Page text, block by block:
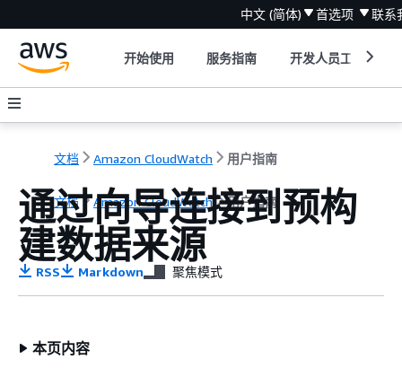
中文 (简体) 首选项 联系
开始使用 服务指南 开发人员工具
文档 Amazon CloudWatch 用户指南
文档 Amazon CloudWatch 用户指南
通过向导连接到预构
建数据来源
RSS Markdown 聚焦模式
本页内容